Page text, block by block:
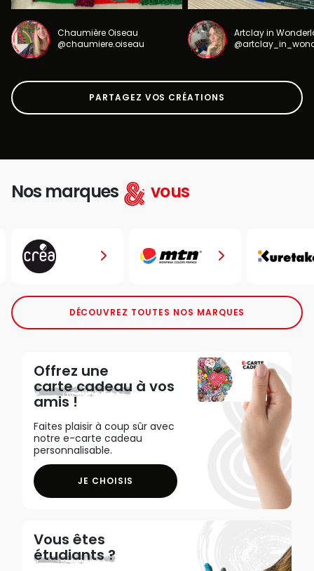
Chaumière Oiseau
@chaumiere.oiseau
Artclay in
PARTAGEZ VOS CRÉATIONS
Nos marques vous
DÉCOUVREZ TOUTES NOS MARQUES
Offrez une
carte cadeau à vos
amis !
Faites plaisir à coup sûr avec
notre e-carte cadeau
personnalisable.
JE CHOISIS
Vous êtes
étudiants ?